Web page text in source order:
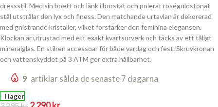
dressstil. Med sin boett och länk i borstat och polerat roséguldstonat
stål utstrålar den lyx och finess. Den matchande urtavlan är dekorerad
med gnistrande kristaller, vilket förstärker den feminina elegansen.
Klockan är utrustad med ett exakt kvartsurverk och täcks av ett tåligt
mineralglas. En stilren accessoar för både vardag och fest. Skruvkronan
och vattenskyddet på 3 ATM ger extra hållbarhet.
9 artiklar sålda de senaste 7 dagarna
I lager